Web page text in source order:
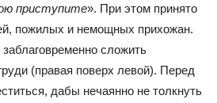
приступите». При этом принято
пожилых и немощных прихожан.
сложить
(правая поверх левой). Перед
дабы нечаянно не толкнуть